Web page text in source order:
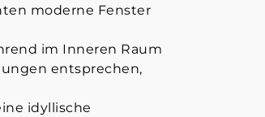
moderne Fenster
im Inneren Raum
entsprechen,
idyllische